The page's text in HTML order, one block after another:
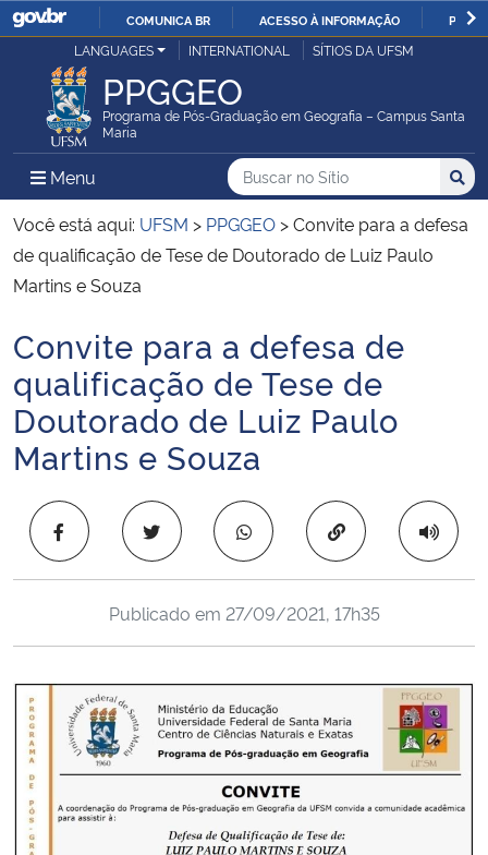
IR
O
COMUNICA BR ACESSO À INFORMAÇÃO
Ministério da Justiça e Segurança Pública
Ministério da Defesa
Ministério das Relações Exteriores
Ministério da Economia
Ministério da Infraestrutura
Ministério da Agricultura, Pecuária e Abastecimento
Ministério da Educação
Ministério da Cidadania
Ministério da Saúde
Ministério de Minas e Energia
Ministério da Ciência, Tecnologia, Inovações e Comunicações
Ministério do Meio Ambiente
Ministério do Turismo
LANGUAGES INTERNATIONAL SÍTIOS DA UFSM
PPGGEO
Programa de Pós-Graduação em Geografia – Campus Santa
Maria
Menu Menu Principal do Sítio
Busca
Buscar no no Sítio
Busca:
Você está aqui: UFSM > PPGGEO >Convite para a defesa
de qualificação de Tese de Doutorado de Luiz Paulo
Martins e Souza
Início do conteúdo
Convite para a defesa de
qualificação de Tese de
Doutorado de Luiz Paulo
Martins e Souza
Copiar para área
Publicado em 27/09/2021, 17h35